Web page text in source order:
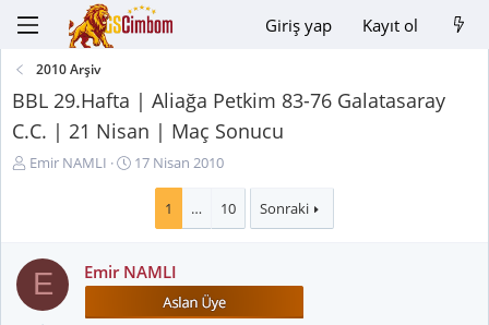
Giriş yap Kayıt ol
2010 Arşiv
BBL 29.Hafta | Aliağa Petkim 83-76 Galatasaray
C.C. | 21 Nisan | Maç Sonucu
K
u
B
a
Emir NAMLI
B
n
g
ı
17 Nisan 2010
1 … 10 Sonraki
E Emir NAMLI